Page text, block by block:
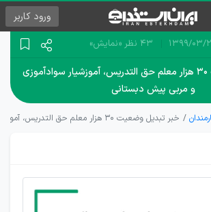
ورود کاربر
۰۳/۲۶ 43 نظر «نمایش»
خبر تبدیل وضعیت ۳۰ هزار معلم حق التدریس، آموزشیار سوادآموزی
و مربی پیش دبستانی
خبر تبدیل وضعیت ۳۰ هزار معلم حق التدریس، آموزشیار سوادآموزی و مربی پیش دبستانی